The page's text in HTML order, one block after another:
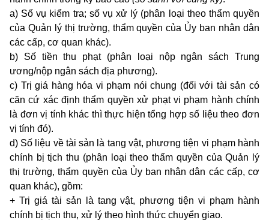
a) Số vụ kiểm tra; số vụ xử lý (phân loại theo thẩm quyền
của Quản lý thị trường, thẩm quyền của Ủy ban nhân dân
các cấp, cơ quan khác).
b) Số tiền thu phạt (phân loại nộp ngân sách Trung
ương/nộp ngân sách địa phương).
c) Trị giá hàng hóa vi phạm nói chung (đối với tài sản có
căn cứ xác định thẩm quyền xử phạt vi phạm hành chính
là đơn vị tính khác thì thực hiện tổng hợp số liệu theo đơn
vị tính đó).
d) Số liệu về tài sản là tang vật, phương tiện vi phạm hành
chính bị tịch thu (phân loại theo thẩm quyền của Quản lý
thị trường, thẩm quyền của Ủy ban nhân dân các cấp, cơ
quan khác), gồm:
+ Trị giá tài sản là tang vật, phương tiện vi phạm hành
chính bị tịch thu, xử lý theo hình thức chuyển giao.